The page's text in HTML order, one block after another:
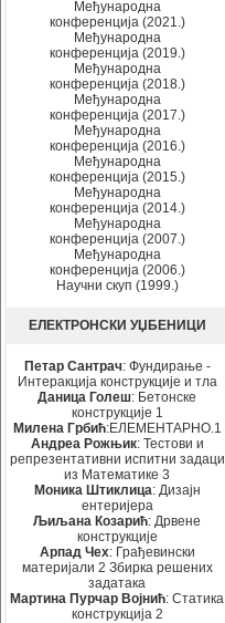
Међународна
конференција (2021.)
Међународна
конференција (2019.)
Међународна
конференција (2018.)
Међународна
конференција (2017.)
Међународна
конференција (2016.)
Међународна
конференција (2015.)
Међународна
конференција (2014.)
Међународна
конференција (2007.)
Међународна
конференција (2006.)
Научни скуп (1999.)
ЕЛЕКТРОНСКИ УЏБЕНИЦИ
Петар Сантрач: Фундирање -
Интеракција конструкције и тла
Даница Голеш: Бетонске
конструкције 1
Милена Грбић:ЕЛЕМЕНТАРНО.1
Андреа Рожњик: Тестови и
репрезентативни испитни задаци
из Математике 3
Моника Штиклица: Дизајн
ентеријера
Љиљана Козарић: Дрвене
конструкције
Арпад Чех: Грађевински
материјали 2 Збирка решених
задатака
Мартина Пурчар Војнић: Статика
конструкција 2